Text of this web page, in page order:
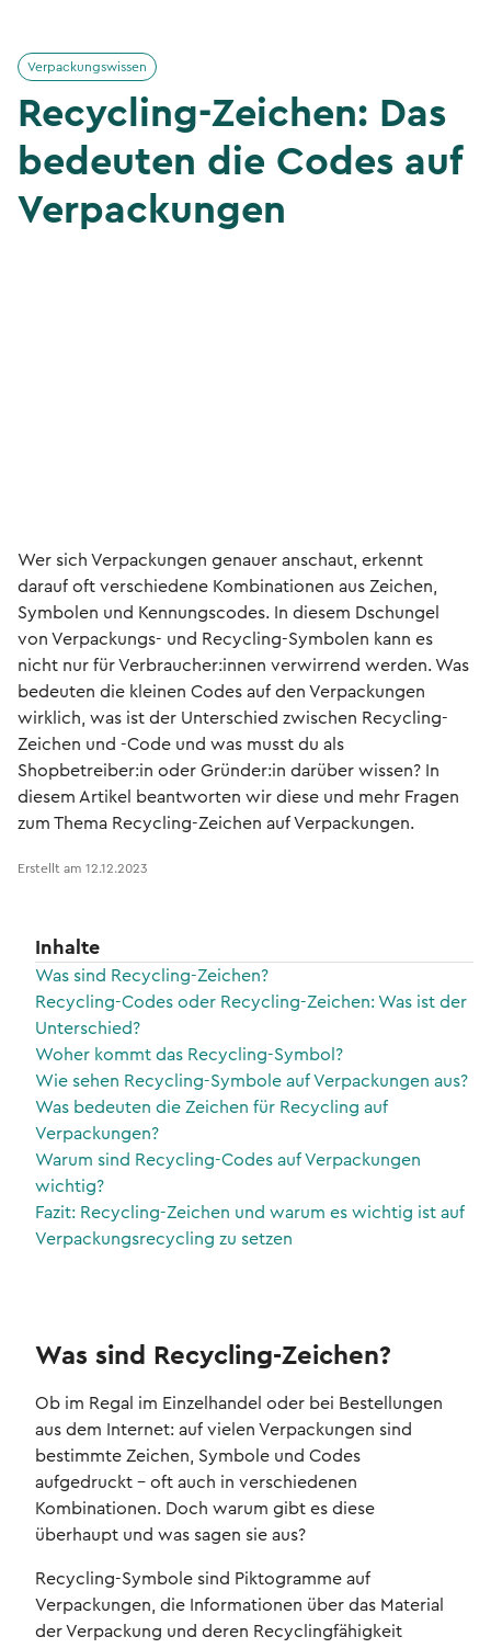
Verpackungswissen
Recycling-Zeichen: Das
bedeuten die Codes auf
Verpackungen
Wer sich Verpackungen genauer anschaut, erkennt
darauf oft verschiedene Kombinationen aus Zeichen,
Symbolen und Kennungscodes. In diesem Dschungel
von Verpackungs- und Recycling-Symbolen kann es
nicht nur für Verbraucher:innen verwirrend werden. Was
bedeuten die kleinen Codes auf den Verpackungen
wirklich, was ist der Unterschied zwischen Recycling-
Zeichen und -Code und was musst du als
Shopbetreiber:in oder Gründer:in darüber wissen? In
diesem Artikel beantworten wir diese und mehr Fragen
zum Thema Recycling-Zeichen auf Verpackungen.
Erstellt am 12.12.2023
Inhalte
Was sind Recycling-Zeichen?
Recycling-Codes oder Recycling-Zeichen: Was ist der
Unterschied?
Woher kommt das Recycling-Symbol?
Wie sehen Recycling-Symbole auf Verpackungen aus?
Was bedeuten die Zeichen für Recycling auf
Verpackungen?
Warum sind Recycling-Codes auf Verpackungen
wichtig?
Fazit: Recycling-Zeichen und warum es wichtig ist auf
Verpackungsrecycling zu setzen
Was sind Recycling-Zeichen?
Ob im Regal im Einzelhandel oder bei Bestellungen
aus dem Internet: auf vielen Verpackungen sind
bestimmte Zeichen, Symbole und Codes
aufgedruckt – oft auch in verschiedenen
Kombinationen. Doch warum gibt es diese
überhaupt und was sagen sie aus?
Recycling-Symbole sind Piktogramme auf
Verpackungen, die Informationen über das Material
der Verpackung und deren Recyclingfähigkeit